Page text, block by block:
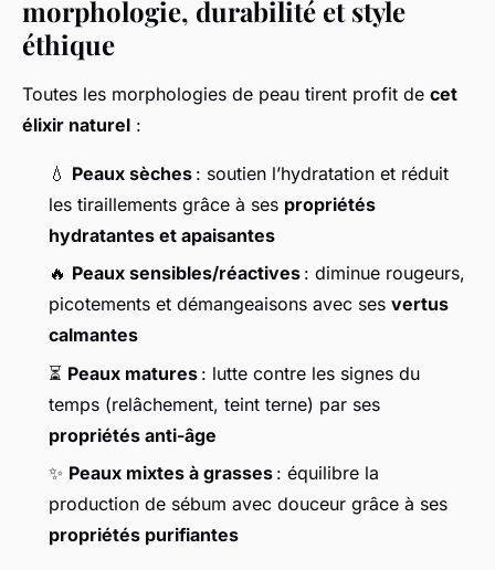
morphologie, durabilité et style
éthique
Toutes les morphologies de peau tirent profit de cet
élixir naturel :
💧 Peaux sèches : soutien l’hydratation et réduit
les tiraillements grâce à ses propriétés
hydratantes et apaisantes
🔥 Peaux sensibles/réactives : diminue rougeurs,
picotements et démangeaisons avec ses vertus
calmantes
⏳ Peaux matures : lutte contre les signes du
temps (relâchement, teint terne) par ses
propriétés anti-âge
✨ Peaux mixtes à grasses : équilibre la
production de sébum avec douceur grâce à ses
propriétés purifiantes